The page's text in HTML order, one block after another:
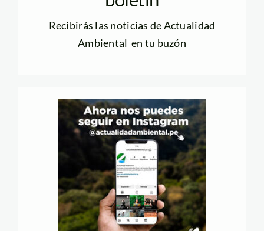
Recibirás las noticias de Actualidad
Ambiental en tu buzón